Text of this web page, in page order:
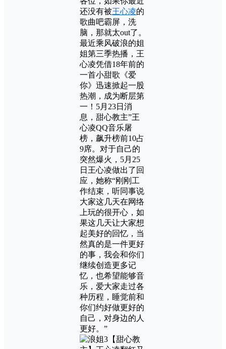
还没有被王心凌的
歌曲吧霸屏，洗
脑，那就太out了。
最近乘风破浪的姐
姐第三季热播，王
心凌凭借18年前的
一首小甜歌《爱
你》迅速掀起一股
热潮，成为断层第
一！5月23日消
息，甜心教主”王
心凌QQ音乐屠
榜，飙升榜前10占
9席。对于自己的
突然爆火，5月25
日王心凌做出了回
应，她称“刚刚工
作结束，听同事说
大家这几天在网络
上玩的很开心，如
果这几天让大家想
起美好的回忆，当
然真的是一件更好
的事，我会和你们
继续创造更多记
忆，也希望能够音
乐，爱大家走过各
种历程，睡觉前和
你们约好做更好的
自己，对身边的人
更好。”